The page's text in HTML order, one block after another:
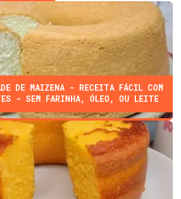
DE MAIZENA - RECEITA FÁCIL COM
- SEM FARINHA, ÓLEO, OU LEITE